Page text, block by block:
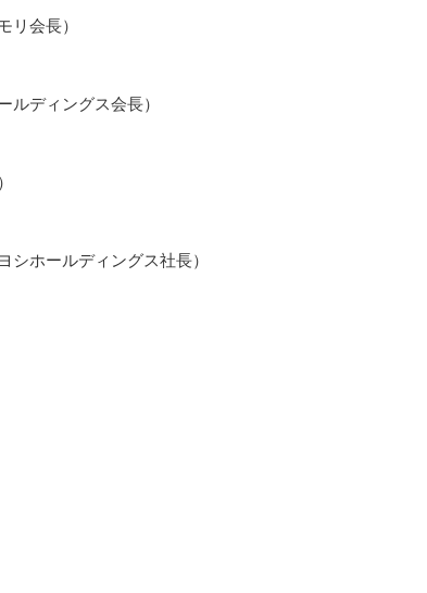
リ会長）
ルディングス会長）
ホールディングス社長）